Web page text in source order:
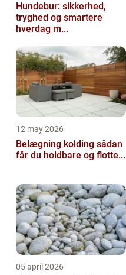
Hundebur: sikkerhed,
tryghed og smartere
hverdag m...
12 may 2026
Belægning kolding sådan
får du holdbare og flotte...
05 april 2026